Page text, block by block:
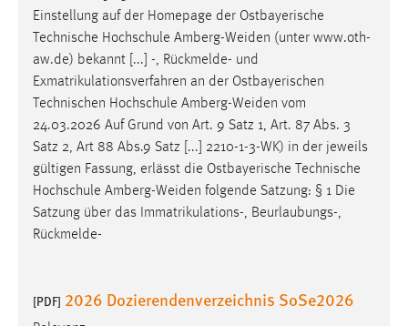
Einstellung auf der Homepage der Ostbayerische
Technische Hochschule Amberg-Weiden (unter www.oth-
aw.de) bekannt [...] -, Rückmelde- und
Exmatrikulationsverfahren an der Ostbayerischen
Technischen Hochschule Amberg-Weiden vom
24.03.2026 Auf Grund von Art. 9 Satz 1, Art. 87 Abs. 3
Satz 2, Art 88 Abs.9 Satz [...] 2210-1-3-WK) in der jeweils
gültigen Fassung, erlässt die Ostbayerische Technische
Hochschule Amberg-Weiden folgende Satzung: § 1 Die
Satzung über das Immatrikulations-, Beurlaubungs-,
Rückmelde-
[PDF] 2026 Dozierendenverzeichnis SoSe2026